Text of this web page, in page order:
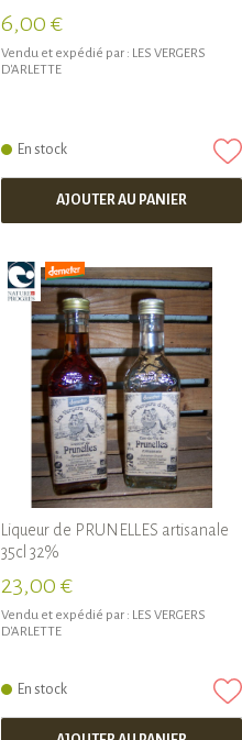
6,00 €
Vendu et expédié par : LES VERGERS
D'ARLETTE
En stock
AJOUTER AU PANIER
Liqueur de PRUNELLES artisanale
35cl 32%
23,00 €
Vendu et expédié par : LES VERGERS
D'ARLETTE
En stock